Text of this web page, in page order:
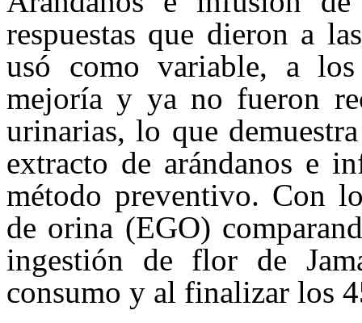
respuestas que dieron a
usó como variable, a
mejoría y ya no fueron
urinarias, lo que
extracto de arándanos e
método preventivo. Con
de orina (EGO)
ingestión de flor de
consumo y al finalizar los